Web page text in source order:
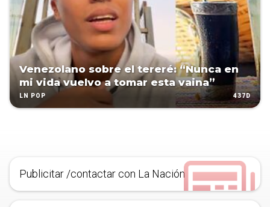
Venezolano sobre el tereré: “Nunca en
mi vida vuelvo a tomar esta vaina”
LN POP 437D
Publicitar /contactar con La Nación